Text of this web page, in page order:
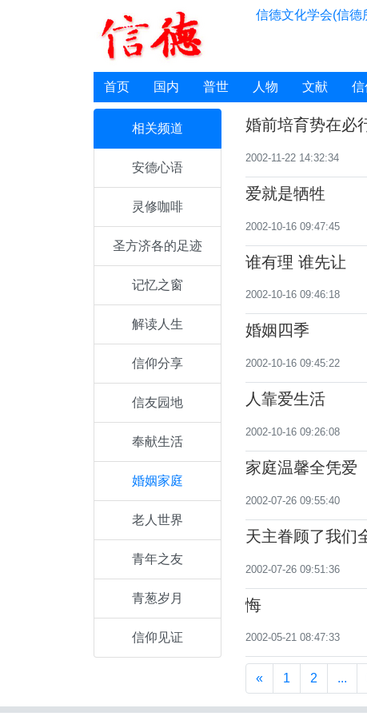
信德文化学会(信德
首页 国内 普世 人物 文献 信
相关频道
安德心语
灵修咖啡
圣方济各的足迹
记忆之窗
解读人生
信仰分享
信友园地
奉献生活
婚姻家庭
老人世界
青年之友
青葱岁月
信仰见证
婚前培育势在必
2002-11-22 14:32:34
爱就是牺牲
2002-10-16 09:47:45
谁有理 谁先让
2002-10-16 09:46:18
婚姻四季
2002-10-16 09:45:22
人靠爱生活
2002-10-16 09:26:08
家庭温馨全凭爱
2002-07-26 09:55:40
天主眷顾了我们
2002-07-26 09:51:36
悔
2002-05-21 08:47:33
« 1 2 ...